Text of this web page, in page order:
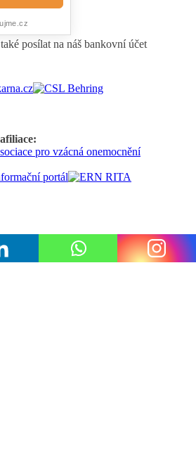
posílat na náš bankovní účet